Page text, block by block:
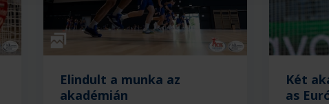
Galéria
Elindult a munka az
akadémián
Két
as